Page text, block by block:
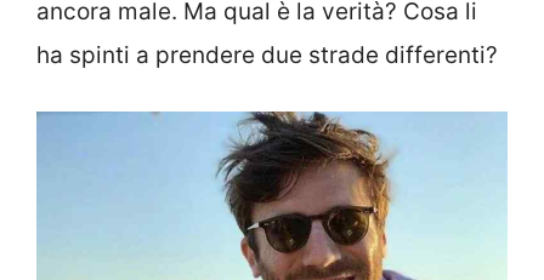
ancora male. Ma qual è la verità? Cosa li
ha spinti a prendere due strade differenti?